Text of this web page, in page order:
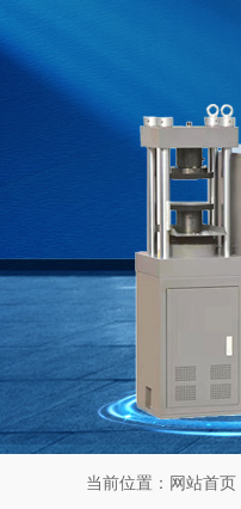
当前位置： 网站首页